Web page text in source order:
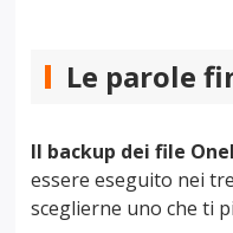
Le parole
Il backup dei file
essere eseguito nei
sceglierne uno che ti